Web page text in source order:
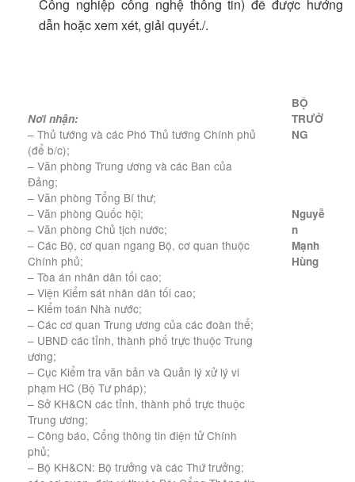
Công nghiệp công nghệ thông tin) để được hướng
dẫn hoặc xem xét, giải quyết./.
Nơi nhận:
– Thủ tướng và các Phó Thủ tướng Chính phủ
(để b/c);
– Văn phòng Trung ương và các Ban của
Đảng;
– Văn phòng Tổng Bí thư;
– Văn phòng Quốc hội;
– Văn phòng Chủ tịch nước;
– Các Bộ, cơ quan ngang Bộ, cơ quan thuộc
Chính phủ;
– Tòa án nhân dân tối cao;
– Viện Kiểm sát nhân dân tối cao;
– Kiểm toán Nhà nước;
– Các cơ quan Trung ương của các đoàn thể;
– UBND các tỉnh, thành phố trực thuộc Trung
ương;
– Cục Kiểm tra văn bản và Quản lý xử lý vi
phạm HC (Bộ Tư pháp);
– Sở KH&CN các tỉnh, thành phố trực thuộc
Trung ương;
– Công báo, Cổng thông tin điện tử Chính
phủ;
– Bộ KH&CN: Bộ trưởng và các Thứ trưởng;
BỘ
TRƯỞ
NG
Nguyễ
n
Mạnh
Hùng